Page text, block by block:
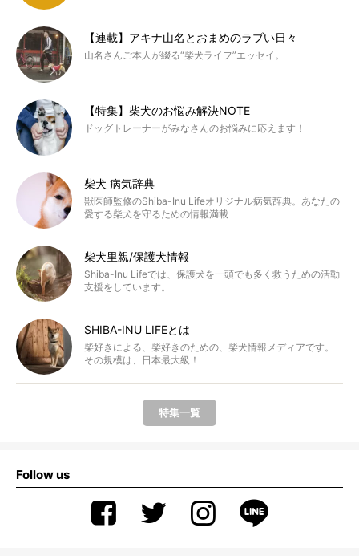
【連載】アキナ山名とおまめのラブい日々
山名さんご本人が綴る“柴犬ライフ”エッセイ。
【特集】柴犬のお悩み解決NOTE
ドッグトレーナーがみなさんのお悩みに応えます！
柴犬 病気辞典
獣医師監修のShiba-Inu Lifeオリジナル病気辞典。あなたの
愛する柴犬を守るための情報満載
柴犬里親/保護犬情報
Shiba-Inu Lifeでは、保護犬を一頭でも多く救うための活動
支援をしています。
SHIBA-INU LIFEとは
柴好きによる、柴好きのための、柴犬情報メディアです。
その規模は、日本最大級！
特集一覧
Follow us